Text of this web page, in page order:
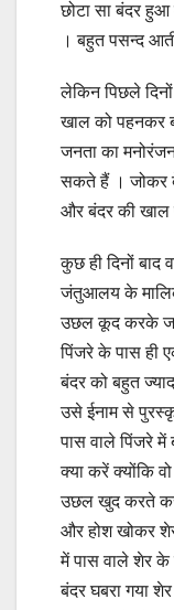
छोटा सा बंदर
। बहुत पसन्द
लेकिन पिछले
खाल को पहनकर
जनता का
सकते हैं । जोकर
और बंदर की खाल
कुछ ही दिनों बाद
जंतुआलय के
उछल कूद करके
पिंजरे के पास ही
बंदर को बहुत
उसे ईनाम से
पास वाले पिंजरे
क्या करें क्योंकि
उछल खुद करते
और होश खोकर
में पास वाले शेर के
बंदर घबरा गया